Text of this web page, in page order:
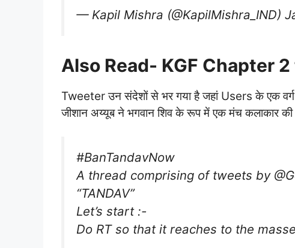
— Kapil Mishra (@KapilMishra_IND)
Also Read- KGF Chapter 2
Tweeter उन संदेशों से भर गया है जहां Users के एक वर्ग
जीशान अय्यूब ने भगवान शिव के रूप में एक मंच कलाकार की
#BanTandavNow
A thread comprising of tweets by
“TANDAV”
Let’s start :-
Do RT so that it reaches to the